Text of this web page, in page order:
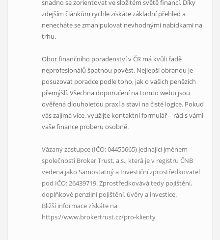
snadno se zorientovat ve složitém světě financí. Díky
zdejším článkům rychle získáte základní přehled a
nenecháte se zmanipulovat nevhodnými nabídkami na
trhu.
Obor finančního poradenství v ČR má kvůli řadě
neprofesionálů špatnou pověst. Nejlepší obranou je
posuzovat poradce podle toho, jak o vašich penězích
přemýšlí. Všechna doporučení na tomto webu jsou
ověřená dlouholetou praxí a staví na čisté logice. Pokud
vás zajímá více, využijte kontaktní formulář – rád s vámi
vaše finance proberu osobně.
Vázaný zástupce (IČO: 04455665) jednající jménem
společnosti Broker Trust, a.s., která je v registru ČNB
vedena jako Samostatný a Investiční zprostředkovatel
pod IČO: 26439719. Zprostředkovává tedy pojištění,
doplňkové penzijní pojištění, úvěry a investice.
Bližší informace získáte na
https://www.brokertrust.cz/pro-klienty